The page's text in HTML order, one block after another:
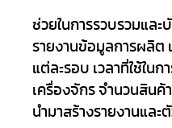
ช่วยในการรวบรวมแล
รายงานข้อมูลการผลิต
แต่ละรอบ เวลาที่ใช้ใน
เครื่องจักร จำนวนสิน
นำมาสร้างรายงานแล